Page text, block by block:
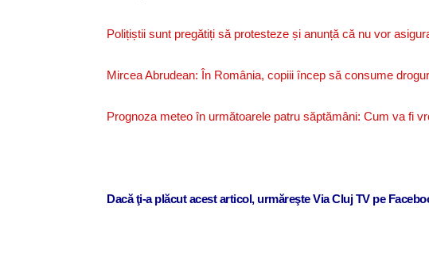
Polițiștii sunt pregătiți să protesteze și anunță că nu vor
Mircea Abrudean: În România, copiii încep să consume
Prognoza meteo în următoarele patru săptămâni: Cum va fi
Dacă ţi-a plăcut acest articol, urmăreşte Via Cluj TV pe